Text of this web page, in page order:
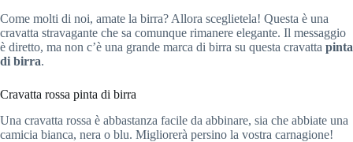
Come molti di noi, amate la birra? Allora sceglietela! Questa è una
cravatta stravagante che sa comunque rimanere elegante. Il messaggio
è diretto, ma non c’è una grande marca di birra su questa cravatta pinta
di birra.
Cravatta rossa pinta di birra
Una cravatta rossa è abbastanza facile da abbinare, sia che abbiate una
camicia bianca, nera o blu. Migliorerà persino la vostra carnagione!